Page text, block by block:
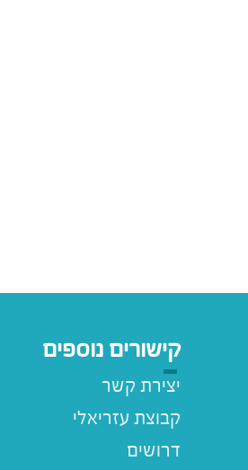
קישורים נוספים
יצירת קשר
קבוצת עזריאלי
דרושים